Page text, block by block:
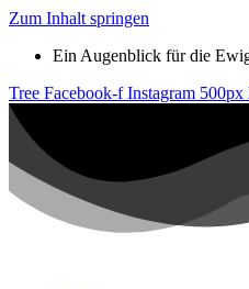
Zum Inhalt springen
Ein Augenblick für die
Tree Facebook-f Instagram 500px